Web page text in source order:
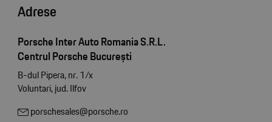
Adrese
Porsche Inter Auto Romania S.R.L.
Centrul Porsche București
B-dul Pipera, nr. 1/x
Voluntari, jud. Ilfov
porschesales@porsche.ro